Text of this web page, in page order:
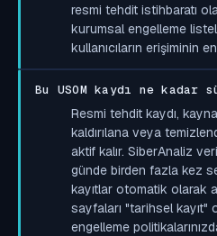
resmi tehdit istihbaratı
kurumsal engelleme
kullanıcıların erişiminin
Bu USOM kaydı ne
Resmi tehdit kaydı,
kaldırılana veya
aktif kalır. SiberAnaliz
günde birden fazla kez
kayıtlar otomatik olarak
sayfaları "tarihsel kayıt"
engelleme